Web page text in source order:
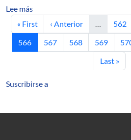
Lee mássobre Identificación de
Primera página
« First Página anterior
‹ Anterior … Página
562
Página actual
566 Página
567 Página
568 Página
569
Última
Last »
Suscribirse a